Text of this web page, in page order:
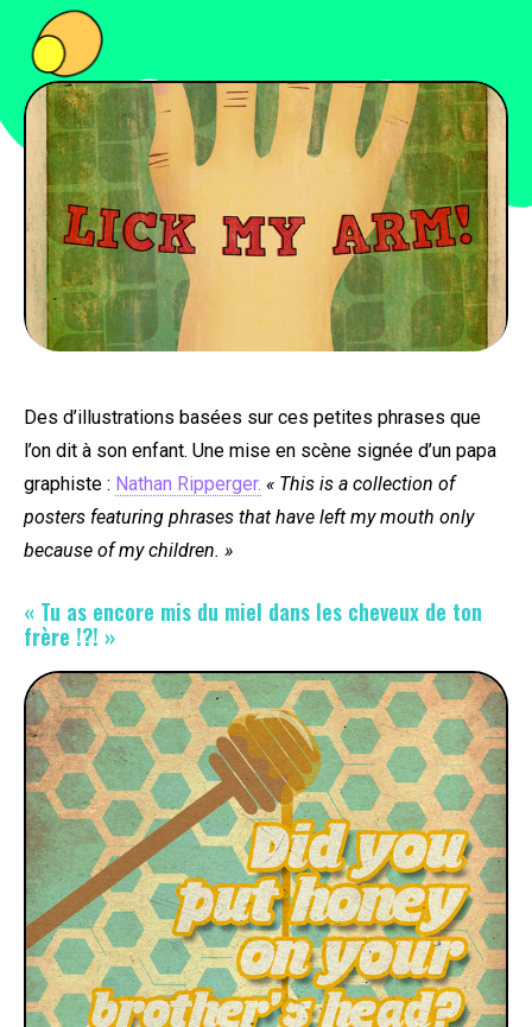
FOOD
BONS PLANS
SOUTENEZ KULTT
Des d’illustrations basées sur ces petites phrases que
l’on dit à son enfant. Une mise en scène signée d’un papa
graphiste : Nathan Ripperger. « This is a collection of
posters featuring phrases that have left my mouth only
because of my children. »
« Tu as encore mis du miel dans les cheveux de ton
frère !?! »